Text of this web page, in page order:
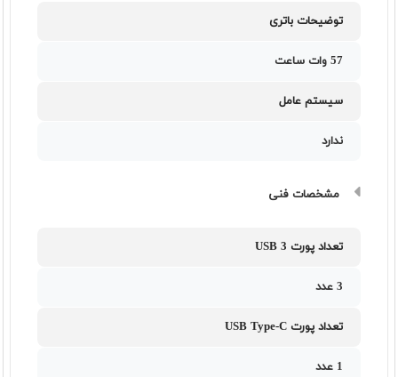
توضیحات باتری
57 وات ساعت
سیستم عامل
ندارد
مشخصات فنی
تعداد پورت USB 3
3 عدد
تعداد پورت USB Type-C
1 عدد